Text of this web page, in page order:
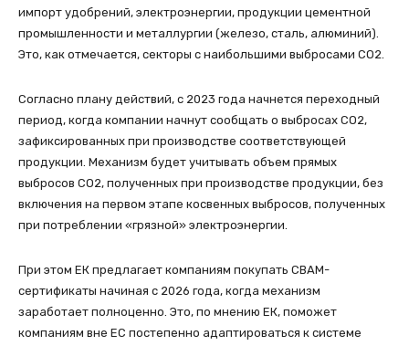
импорт удобрений, электроэнергии, продукции цементной
промышленности и металлургии (железо, сталь, алюминий).
Это, как отмечается, секторы с наибольшими выбросами СО2.
Согласно плану действий, с 2023 года начнется переходный
период, когда компании начнут сообщать о выбросах СО2,
зафиксированных при производстве соответствующей
продукции. Механизм будет учитывать объем прямых
выбросов СО2, полученных при производстве продукции, без
включения на первом этапе косвенных выбросов, полученных
при потреблении «грязной» электроэнергии.
При этом ЕК предлагает компаниям покупать CBAM-
сертификаты начиная с 2026 года, когда механизм
заработает полноценно. Это, по мнению ЕК, поможет
компаниям вне ЕС постепенно адаптироваться к системе